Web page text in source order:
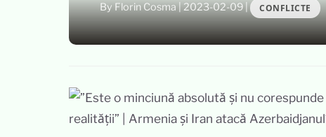
By Florin Cosma|2023-02-09| CONFLICTE